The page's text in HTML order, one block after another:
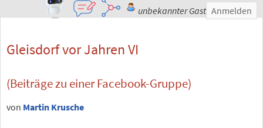
unbekannter Gast Anmelden
Gleisdorf vor Jahren VI
(Beiträge zu einer Facebook-Gruppe)
von Martin Krusche